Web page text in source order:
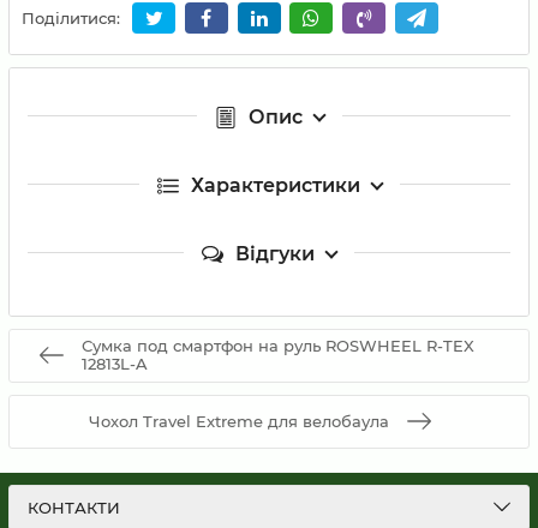
Поділитися:
Опис
Характеристики
Відгуки
Сумка под смартфон на руль ROSWHEEL R-TEX
12813L-A
Чохол Travel Extreme для велобаула
КОНТАКТИ